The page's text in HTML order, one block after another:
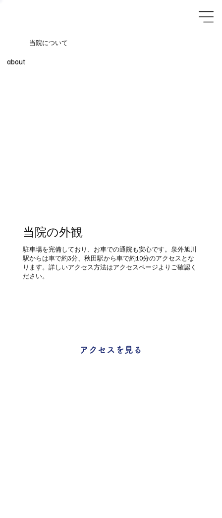
当院について
about
​当院の外観
駐車場を完備しており、お車での通院も安心です。泉外旭川
駅からは車で約3分、秋田駅から車で約10分のアクセスとな
ります。詳しいアクセス方法はアクセスページよりご確認く
ださい。
アクセスを見る